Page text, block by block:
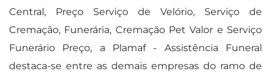
Central, Preço Serviço de Velório, Serviço de
Cremação, Funerária, Cremação Pet Valor e Serviço
Funerário Preço, a Plamaf - Assistência Funeral
destaca-se entre as demais empresas do ramo de